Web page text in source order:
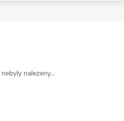
nebyly nalezeny...